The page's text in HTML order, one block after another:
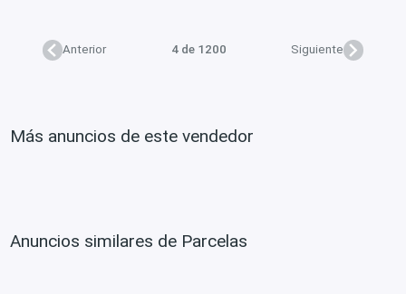
Anterior 4 de 1200 Siguiente
Más anuncios de este vendedor
Anuncios similares de Parcelas